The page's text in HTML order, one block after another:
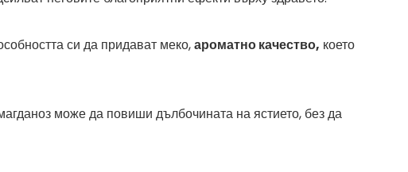
си да придават меко,ароматно качество, което
може да повиши дълбочината на ястието, без да